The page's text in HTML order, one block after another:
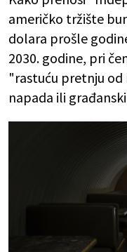
američko tržište
dolara prošle
2030. godine, pri
"rastuću pretnju
napada ili